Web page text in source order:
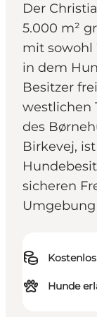
Der
5.000 m²
mit sowohl
in dem
Besitzer
westlichen
des
Birkevej,
sicheren
Kostenlos
Hunde